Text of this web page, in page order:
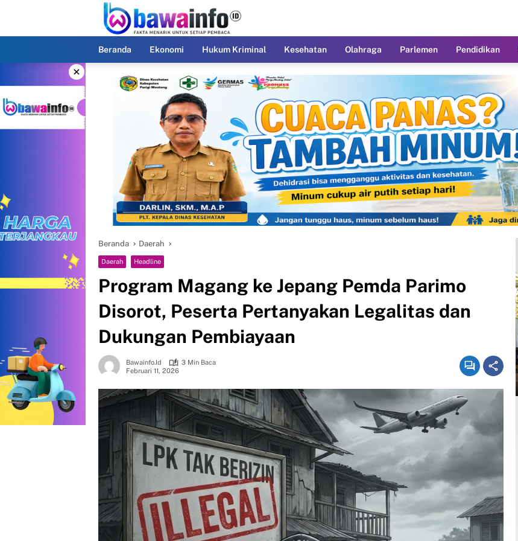
Beranda
Ekonomi Hukum Kriminal Kesehatan Olahraga Parlemen Pendidikan
×
Beranda Daerah
Daerah Headline
Program Magang ke Jepang Pemda Parimo
Disorot, Peserta Pertanyakan Legalitas dan
Dukungan Pembiayaan
Bawainfo.id
3 Min Baca
Februari 11, 2026